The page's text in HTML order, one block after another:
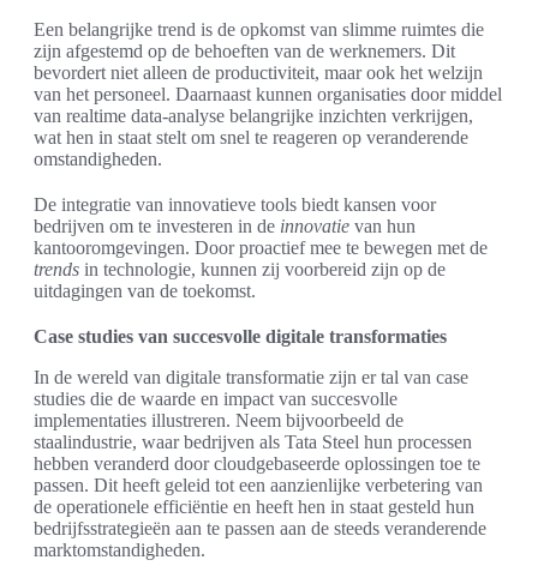
Een belangrijke trend is de opkomst van slimme ruimtes die
zijn afgestemd op de behoeften van de werknemers. Dit
bevordert niet alleen de productiviteit, maar ook het welzijn
van het personeel. Daarnaast kunnen organisaties door middel
van realtime data-analyse belangrijke inzichten verkrijgen,
wat hen in staat stelt om snel te reageren op veranderende
omstandigheden.
De integratie van innovatieve tools biedt kansen voor
bedrijven om te investeren in de innovatie van hun
kantooromgevingen. Door proactief mee te bewegen met de
trends in technologie, kunnen zij voorbereid zijn op de
uitdagingen van de toekomst.
Case studies van succesvolle digitale transformaties
In de wereld van digitale transformatie zijn er tal van case
studies die de waarde en impact van succesvolle
implementaties illustreren. Neem bijvoorbeeld de
staalindustrie, waar bedrijven als Tata Steel hun processen
hebben veranderd door cloudgebaseerde oplossingen toe te
passen. Dit heeft geleid tot een aanzienlijke verbetering van
de operationele efficiëntie en heeft hen in staat gesteld hun
bedrijfsstrategieën aan te passen aan de steeds veranderende
marktomstandigheden.